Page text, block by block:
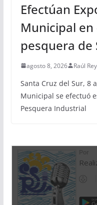
Efectúan
Municipal
pesquera de
agosto 8, 2026 Raúl
Santa Cruz del Sur, 8
Municipal se efectuó
Pesquera Industrial